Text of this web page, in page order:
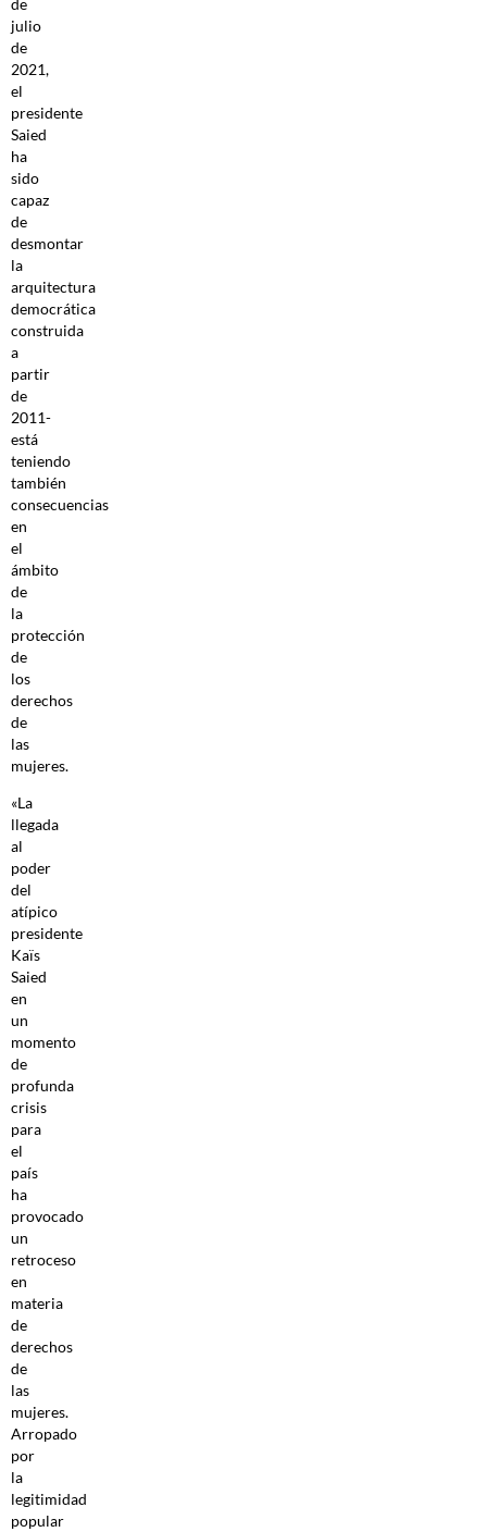
de
julio
de
2021,
el
presidente
Saied
ha
sido
capaz
de
desmontar
la
arquitectura
democrática
construida
a
partir
de
2011-
está
teniendo
también
consecuencias
en
el
ámbito
de
la
protección
de
los
derechos
de
las
mujeres.
«La
llegada
al
poder
del
atípico
presidente
Kaïs
Saied
en
un
momento
de
profunda
crisis
para
el
país
ha
provocado
un
retroceso
en
materia
de
derechos
de
las
mujeres.
Arropado
por
la
legitimidad
popular